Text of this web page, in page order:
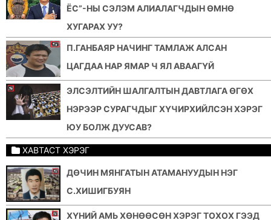
ЁС”-НЫ СЭЛЭМ АЛИАЛАГЧДЫН ӨМНӨ
ХУГАРАХ УУ?
П.ГАНБАЯР НАЧИНГ ТАМЛАЖ АЛСАН
ЦАГДАА НАР ЯМАР Ч ЯЛ АВААГҮЙ
ЭЛСЭЛТИЙН ШАЛГАЛТЫН ДАВТЛАГА ӨГӨХ
НЭРЭЭР СУРАГЧДЫГ ХҮЧИРХИЙЛСЭН ХЭРЭГ
ЮУ БОЛЖ ДУУСАВ?
ХАВТАСТ ХЭРЭГ
ДӨЧИН МЯНГАТЫН АТАМАНУУДЫН НЭГ
С.ХИШИГБУЯН
ХҮНИЙ АМЬ ХӨНӨӨСӨН ХЭРЭГ ТОХОХ ГЭЭД